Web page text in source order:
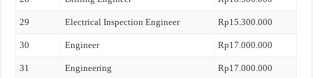
29 Electrical Inspection Engineer Rp15.300.000
30 Engineer Rp17.000.000
31 Engineering Rp17.000.000